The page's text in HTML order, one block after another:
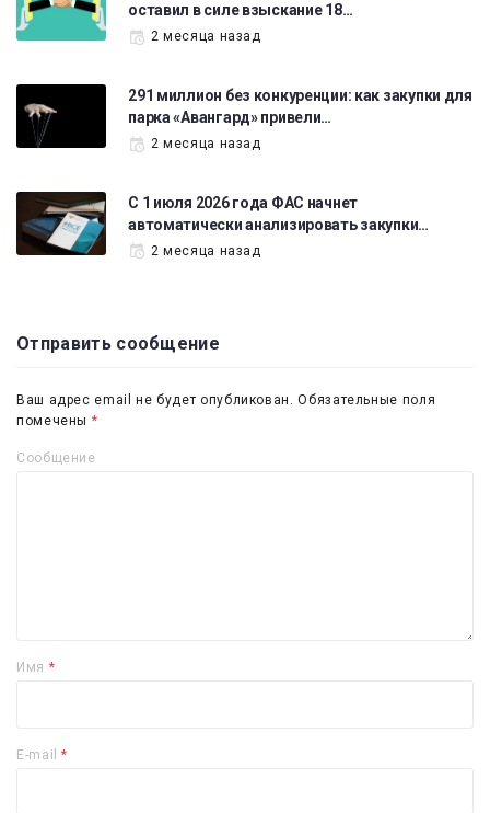
оставил в силе взыскание 18…
2 месяца назад
291 миллион без конкуренции: как закупки для
парка «Авангард» привели…
2 месяца назад
С 1 июля 2026 года ФАС начнет
автоматически анализировать закупки…
2 месяца назад
Отправить сообщение
Ваш адрес email не будет опубликован.
Обязательные поля
помечены *
Сообщение
Имя *
E-mail*